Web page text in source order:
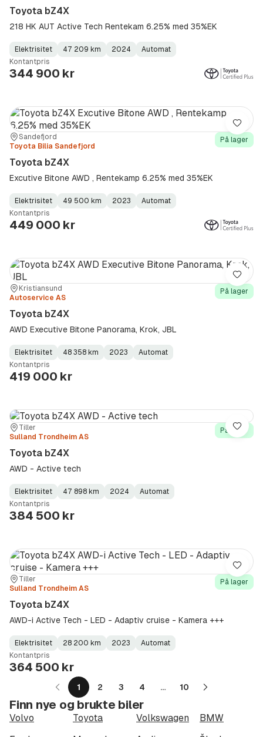
Toyota bZ4X
218 HK AUT Active Tech Rentekam 6.25% med 35%EK
Fuel
Type:
Elektrisitet
Kilometerstand:
47 209 km
Model
Year:
2024
Gearbox
Type:
Automat
Kontantpris
344 900 kr
Sted:
Sandefjord
Forhandler:
Toyota Bilia Sandefjord
På lager
Toyota bZ4X
Excutive Bitone AWD , Rentekamp 6.25% med 35%EK
Fuel
Type:
Elektrisitet
Kilometerstand:
49 500 km
Model
Year:
2023
Gearbox
Type:
Automat
Kontantpris
449 000 kr
Lagre
Sted:Kristiansund
Forhandler:
Autoservice AS
På lager
Toyota bZ4X
AWD Executive Bitone Panorama, Krok, JBL
Fuel
Type:
Elektrisitet
Kilometerstand:
48 358 km
Model
Year:
2023
Gearbox
Type:
Automat
Kontantpris
419 000 kr
Lagre
Sted:
Tiller
Forhandler:
Sulland Trondheim AS
På lager
Toyota bZ4X
AWD - Active tech
Fuel
Type:
Elektrisitet
Kilometerstand:
47 898 km
Model
Year:
2024
Gearbox
Type:
Automat
Kontantpris
384 500 kr
Lagre
Sted:
Tiller
Forhandler:
Sulland Trondheim AS
På lager
Toyota bZ4X
AWD-i Active Tech - LED - Adaptiv cruise - Kamera +++
Fuel
Type:
Elektrisitet
Kilometerstand:
28 200 km
Model
Year:
2023
Gearbox
Type:
Automat
Kontantpris
364 500 kr
Lagre
1 2 3 4 … 10
Neste
Finn nye og brukte biler
Volvo Toyota Volkswagen
BMW